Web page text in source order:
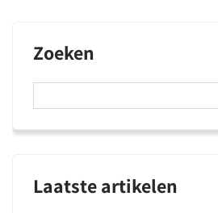
Zoeken
Laatste artikelen